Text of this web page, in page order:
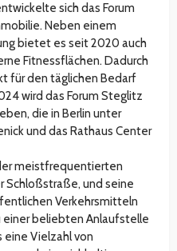
sich das Forum
Neben einem
bietet es seit 2020 auch
Fitnessflächen. Dadurch
für den täglichen Bedarf
wird das Forum Steglitz
die in Berlin unter
und das Rathaus Center
meistfrequentierten
Schloßstraße, und seine
Verkehrsmitteln
einer beliebten Anlaufstelle
eine Vielzahl von